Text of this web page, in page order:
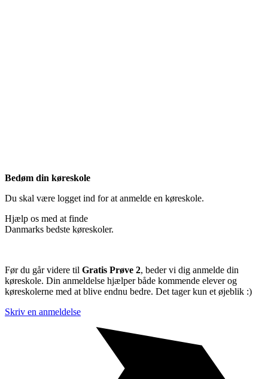
Bedøm din køreskole
Du skal være logget ind for at anmelde en køreskole.
Hjælp os med at finde
Danmarks bedste køreskoler.
Før du går videre til Gratis Prøve 2, beder vi dig anmelde din
køreskole. Din anmeldelse hjælper både kommende elever og
køreskolerne med at blive endnu bedre. Det tager kun et øjeblik :)
Skriv en anmeldelse